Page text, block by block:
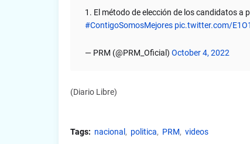
1. El método de elección de los candidatos
#ContigoSomosMejores pic.twitter.com/
— PRM (@PRM_Oficial) October 4, 2022
(Diario Libre)
Tags: nacional politica PRM videos